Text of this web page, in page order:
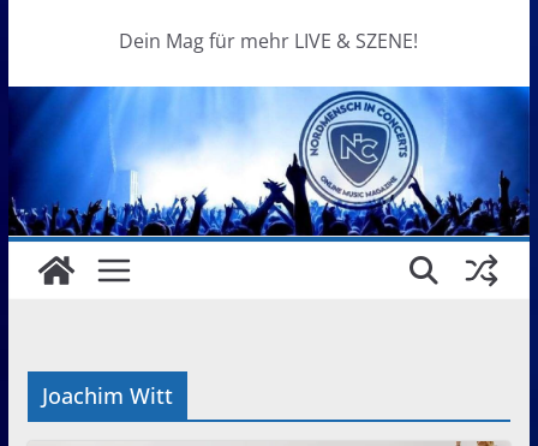
Dein Mag für mehr LIVE & SZENE!
Joachim Witt